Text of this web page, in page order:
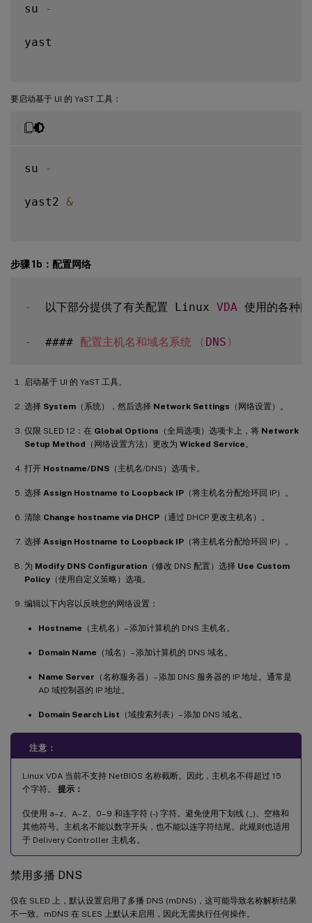
su -
yast
要启动基于 UI 的 YaST 工具：
su -
yast2 &
步骤 1b：配置网络
-
  以下部分提供了有关配置 Linux
VDA 使用的各种
-
  ####
配置主机名和域名系统 ( DNS )
启动基于 UI 的 YaST 工具。
选择 System （系统），然后选择 Network Settings （网络设置）。
仅限 SLED 12：在 Global Options （全局选项）选项卡上，将 Network
Setup Method （网络设置方法）更改为 Wicked Service 。
打开 Hostname/DNS （主机名/DNS）选项卡。
选择 Assign Hostname to Loopback IP （将主机名分配给环回 IP）。
清除 Change hostname via DHCP （通过 DHCP 更改主机名）。
选择 Assign Hostname to Loopback IP （将主机名分配给环回 IP）。
为 Modify DNS Configuration （修改 DNS 配置）选择 Use Custom
Policy （使用自定义策略）选项。
编辑以下内容以反映您的网络设置：
Hostname （主机名）– 添加计算机的 DNS 主机名。
Domain Name （域名）– 添加计算机的 DNS 域名。
Name Server （名称服务器）– 添加 DNS 服务器的 IP 地址。通常是
AD 域控制器的 IP 地址。
Domain Search List （域搜索列表）– 添加 DNS 域名。
注意：
Linux VDA 当前不支持 NetBIOS 名称截断。因此，主机名不得超过 15
个字符。 提示：
仅使用 a–z、A–Z、0–9 和连字符 (-) 字符。避免使用下划线 (_)、空格和
其他符号。主机名不能以数字开头，也不能以连字符结尾。此规则也适用
于 Delivery Controller 主机名。
禁用多播 DNS
仅在 SLED 上，默认设置启用了多播 DNS (mDNS)，这可能导致名称解析结果
不一致。mDNS 在 SLES 上默认未启用，因此无需执行任何操作。
步骤 7：安装 NVIDIA GRID 驱动程序
提示式配置
删除配置更改
配置日志
步骤 10：运行 Linux VDA
步骤 12：创建交付组